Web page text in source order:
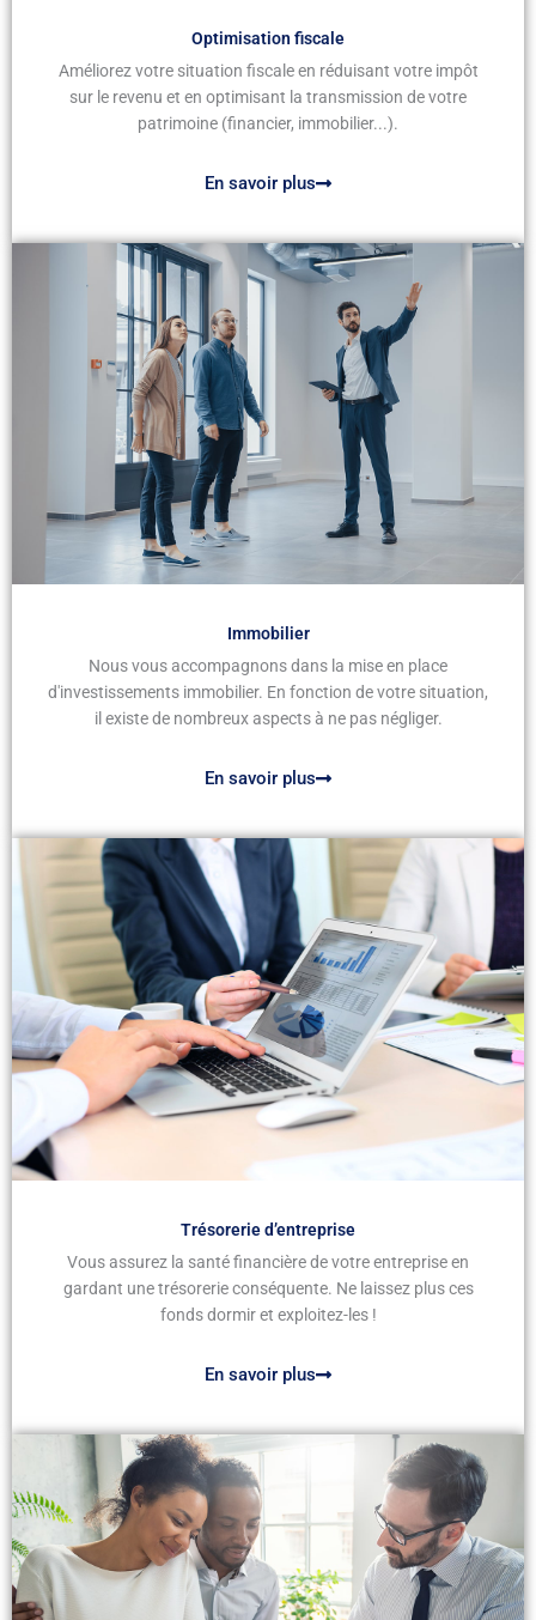
Optimisation fiscale
Améliorez votre situation fiscale en réduisant votre impôt
sur le revenu et en optimisant la transmission de votre
patrimoine (financier, immobilier...).
En savoir plus
Immobilier
Nous vous accompagnons dans la mise en place
d'investissements immobilier. En fonction de votre situation,
il existe de nombreux aspects à ne pas négliger.
En savoir plus
Trésorerie d’entreprise
Vous assurez la santé financière de votre entreprise en
gardant une trésorerie conséquente. Ne laissez plus ces
fonds dormir et exploitez-les !
En savoir plus